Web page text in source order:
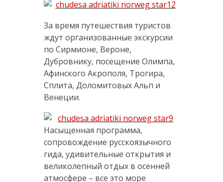
За время путешествия туристов
ждут организованные экскурсии
по Сирмионе, Вероне,
Дубровнику, посещение Олимпа,
Афинского Акрополя, Трогира,
Сплита, Доломитовых Альп и
Венеции.
Насыщенная программа,
сопровождение русскоязычного
гида, удивительные открытия и
великолепный отдых в осенней
атмосфере – все это море